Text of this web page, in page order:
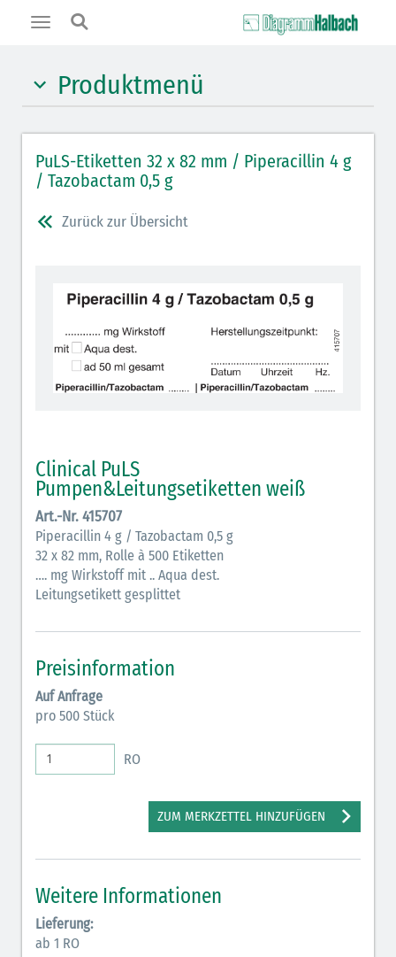
Toggle
Produktmenü
Benzodiazepine (orange)
Muskelrelaxantien (weiß-rot): DIVI 2012
Muskelrelaxans Antagonisten (rot schraffiert): DIVI
Lokalanästhetika (grau)
Vasopressoren (hellviolett)
Antihypertonika/Vasodilatantien (hellviolett
Antiemetika (salmon)
Verschiedene Medikamente (weiß)
Antikoagulantien (hellgrau/weiß mit schwarzem
Rahmen)
Rahmen)
Elektrolyte (grün-pink)
Elektrolyte Kalium (grün-blau)
Elektrolyte NaCl (grün)
Inodilatatoren (rot-grün)
Antiarrhythmika (rot-blau)
Bronchodilatatoren (blau-braun)
Hormone (braun-beige)
PuLS-Etiketten 32 x 82 mm / Piperacillin 4 g
/ Tazobactam 0,5 g
Zurück zur Übersicht
Clinical PuLS
Pumpen&Leitungsetiketten weiß
Art.-Nr. 415707
Piperacillin 4 g / Tazobactam 0,5 g
32 x 82 mm, Rolle à 500 Etiketten
…. mg Wirkstoff mit .. Aqua dest.
Leitungsetikett gesplittet
Preisinformation
Auf Anfrage
pro 500 Stück
RO
ZUM MERKZETTEL HINZUFÜGEN
Weitere Informationen
Lieferung:
ab 1 RO